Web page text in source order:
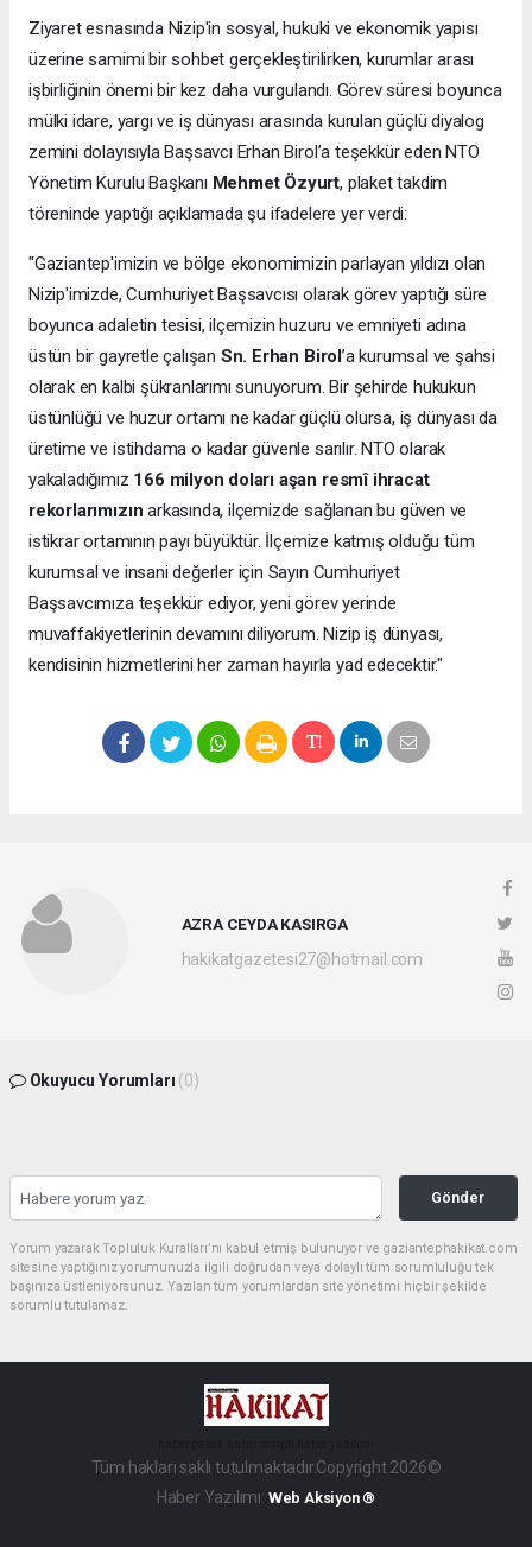
Ziyaret esnasında Nizip'in sosyal, hukuki ve ekonomik yapısı
üzerine samimi bir sohbet gerçekleştirilirken, kurumlar arası
işbirliğinin önemi bir kez daha vurgulandı. Görev süresi boyunca
mülki idare, yargı ve iş dünyası arasında kurulan güçlü diyalog
zemini dolayısıyla Başsavcı Erhan Birol’a teşekkür eden NTO
Yönetim Kurulu Başkanı Mehmet Özyurt, plaket takdim
töreninde yaptığı açıklamada şu ifadelere yer verdi:
"Gaziantep'imizin ve bölge ekonomimizin parlayan yıldızı olan
Nizip'imizde, Cumhuriyet Başsavcısı olarak görev yaptığı süre
boyunca adaletin tesisi, ilçemizin huzuru ve emniyeti adına
üstün bir gayretle çalışan Sn. Erhan Birol ’a kurumsal ve şahsi
olarak en kalbi şükranlarımı sunuyorum. Bir şehirde hukukun
üstünlüğü ve huzur ortamı ne kadar güçlü olursa, iş dünyası da
üretime ve istihdama o kadar güvenle sarılır. NTO olarak
yakaladığımız 166 milyon doları aşan resmî ihracat
rekorlarımızın arkasında, ilçemizde sağlanan bu güven ve
istikrar ortamının payı büyüktür. İlçemize katmış olduğu tüm
kurumsal ve insani değerler için Sayın Cumhuriyet
Başsavcımıza teşekkür ediyor, yeni görev yerinde
muvaffakiyetlerinin devamını diliyorum. Nizip iş dünyası,
kendisinin hizmetlerini her zaman hayırla yad edecektir."
AZRA CEYDA KASIRGA
hakikatgazetesi27@hotmail.com
Okuyucu Yorumları (0)
Gönder
Yorum yazarak Topluluk Kuralları’nı kabul etmiş bulunuyor ve gaziantephakikat.com
sitesine yaptığınız yorumunuzla ilgili doğrudan veya dolaylı tüm sorumluluğu tek
başınıza üstleniyorsunuz. Yazılan tüm yorumlardan site yönetimi hiçbir şekilde
sorumlu tutulamaz.
Tüm hakları saklı tutulmaktadır.Copyright 2026©
Haber Yazılımı: Web Aksiyon ®